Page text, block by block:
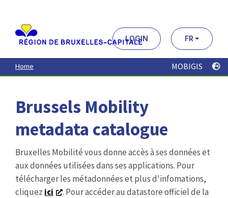
contenu
principal
LOGIN FR
Home MOBIGIS
Brussels Mobility
metadata catalogue
Bruxelles Mobilité vous donne accès à ses données et
aux données utilisées dans ses applications. Pour
télécharger les métadonnées et plus d'infomations,
cliquez ici
. Pour accéder au datastore officiel de la